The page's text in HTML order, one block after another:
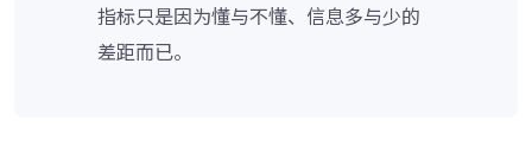
指标只是因为懂与不懂、信息多与少的
差距而已。